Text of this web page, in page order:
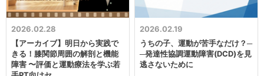
2026.02.28
【アーカイブ】明日から実践で
きる！膝関節周囲の解剖と機能
障害 〜評価と運動療法を学ぶ若
2026.02.19
うちの子、運動が苦手なだけ？─
─発達性協調運動障害(DCD)を見
逃さないために